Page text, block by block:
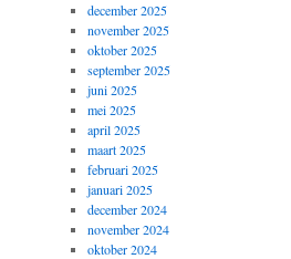
december 2025
november 2025
oktober 2025
september 2025
juni 2025
mei 2025
april 2025
maart 2025
februari 2025
januari 2025
december 2024
november 2024
oktober 2024